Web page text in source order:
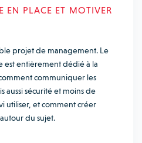
EN PLACE ET MOTIVER
projet de management. Le
est entièrement dédié à la
communiquer les
aussi sécurité et moins de
utiliser, et comment créer
du sujet.